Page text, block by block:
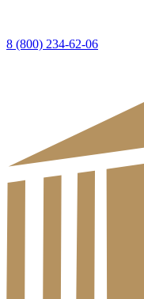
8 (800) 234-62-06